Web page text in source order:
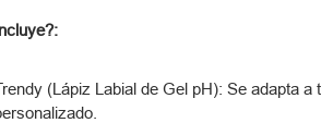
(Lápiz Labial de Gel pH): Se adapta a